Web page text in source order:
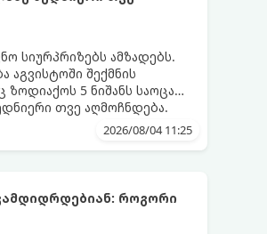
სიურპრიზებს ამზადებს.
შექმნის
5 ნიშანს საოცარ
თვე აღმოჩნდება.
2026/08/04 11:25
როგორი